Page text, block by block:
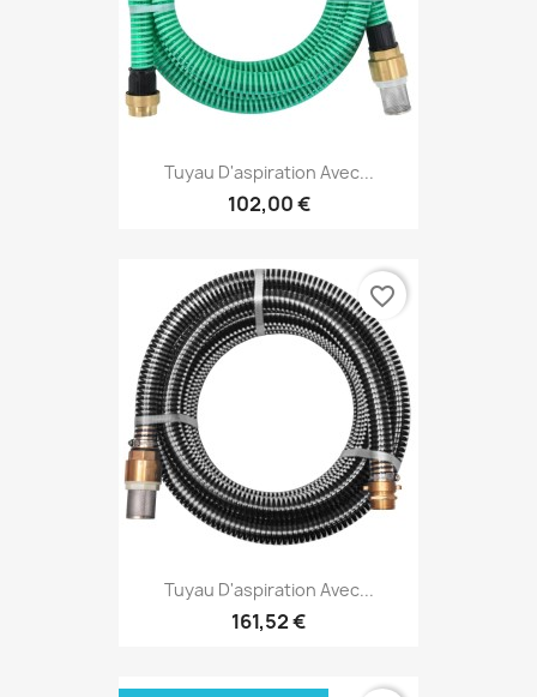
Tuyau D'aspiration Avec...
102,00 €
Tuyau D'aspiration Avec...
161,52 €
favorite_border